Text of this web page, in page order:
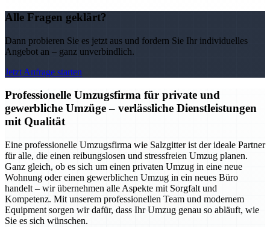
Alle Fragen geklärt?
Dann probieren Sie es jetzt aus und fordern Sie Ihr individuelles
Angebot an – ganz unverbindlich.
Jetzt Anfrage starten
Professionelle Umzugsfirma für private und
gewerbliche Umzüge – verlässliche Dienstleistungen
mit Qualität
Eine professionelle Umzugsfirma wie Salzgitter ist der ideale Partner
für alle, die einen reibungslosen und stressfreien Umzug planen.
Ganz gleich, ob es sich um einen privaten Umzug in eine neue
Wohnung oder einen gewerblichen Umzug in ein neues Büro
handelt – wir übernehmen alle Aspekte mit Sorgfalt und
Kompetenz. Mit unserem professionellen Team und modernem
Equipment sorgen wir dafür, dass Ihr Umzug genau so abläuft, wie
Sie es sich wünschen.